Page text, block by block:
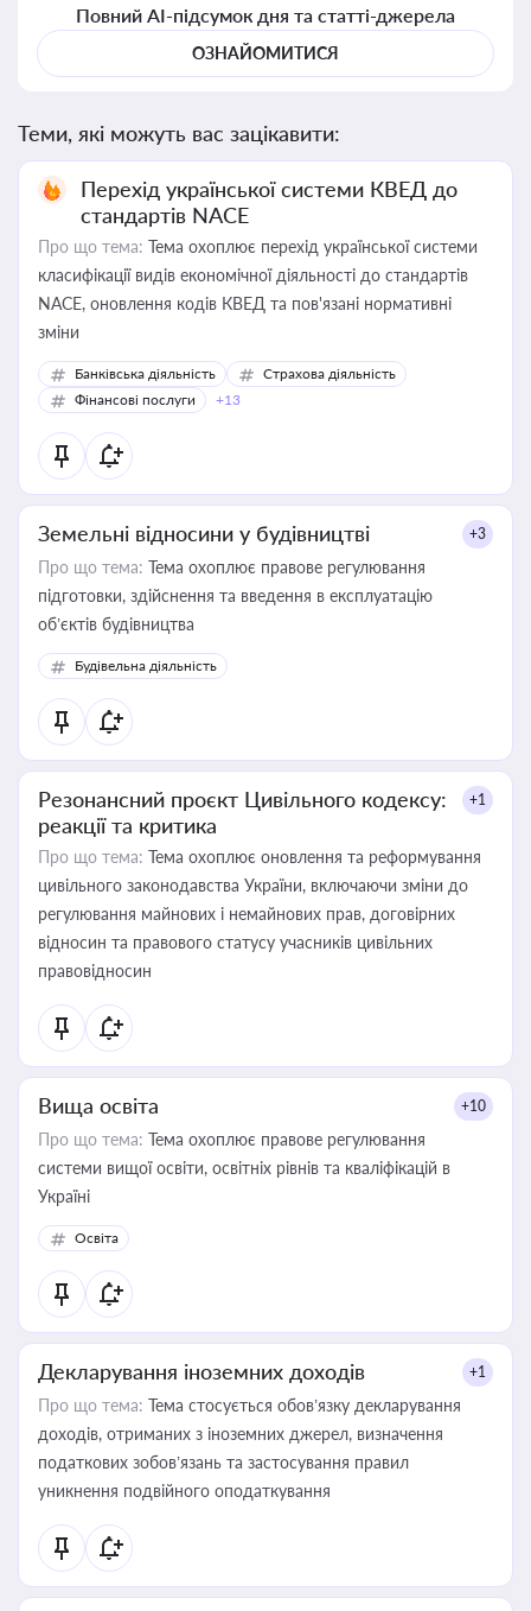
Повний AI-підсумок дня та статті-джерела
ОЗНАЙОМИТИСЯ
Теми, які можуть вас зацікавити:
Перехід української системи КВЕД до
стандартів NACE
Про що тема: Тема охоплює перехід української системи
класифікації видів економічної діяльності до стандартів
NACE, оновлення кодів КВЕД та пов'язані нормативні
зміни
Банківська діяльність
Страхова діяльність
Фінансові послуги
+13
Земельні відносини у будівництві +3
Про що тема: Тема охоплює правове регулювання
підготовки, здійснення та введення в експлуатацію
об’єктів будівництва
Будівельна діяльність
Резонансний проєкт Цивільного кодексу:
реакції та критика
+1
Про що тема: Тема охоплює оновлення та реформування
цивільного законодавства України, включаючи зміни до
регулювання майнових і немайнових прав, договірних
відносин та правового статусу учасників цивільних
правовідносин
Вища освіта +10
Про що тема: Тема охоплює правове регулювання
системи вищої освіти, освітніх рівнів та кваліфікацій в
Україні
Освіта
Декларування іноземних доходів +1
Про що тема: Тема стосується обов’язку декларування
доходів, отриманих з іноземних джерел, визначення
податкових зобов’язань та застосування правил
уникнення подвійного оподаткування